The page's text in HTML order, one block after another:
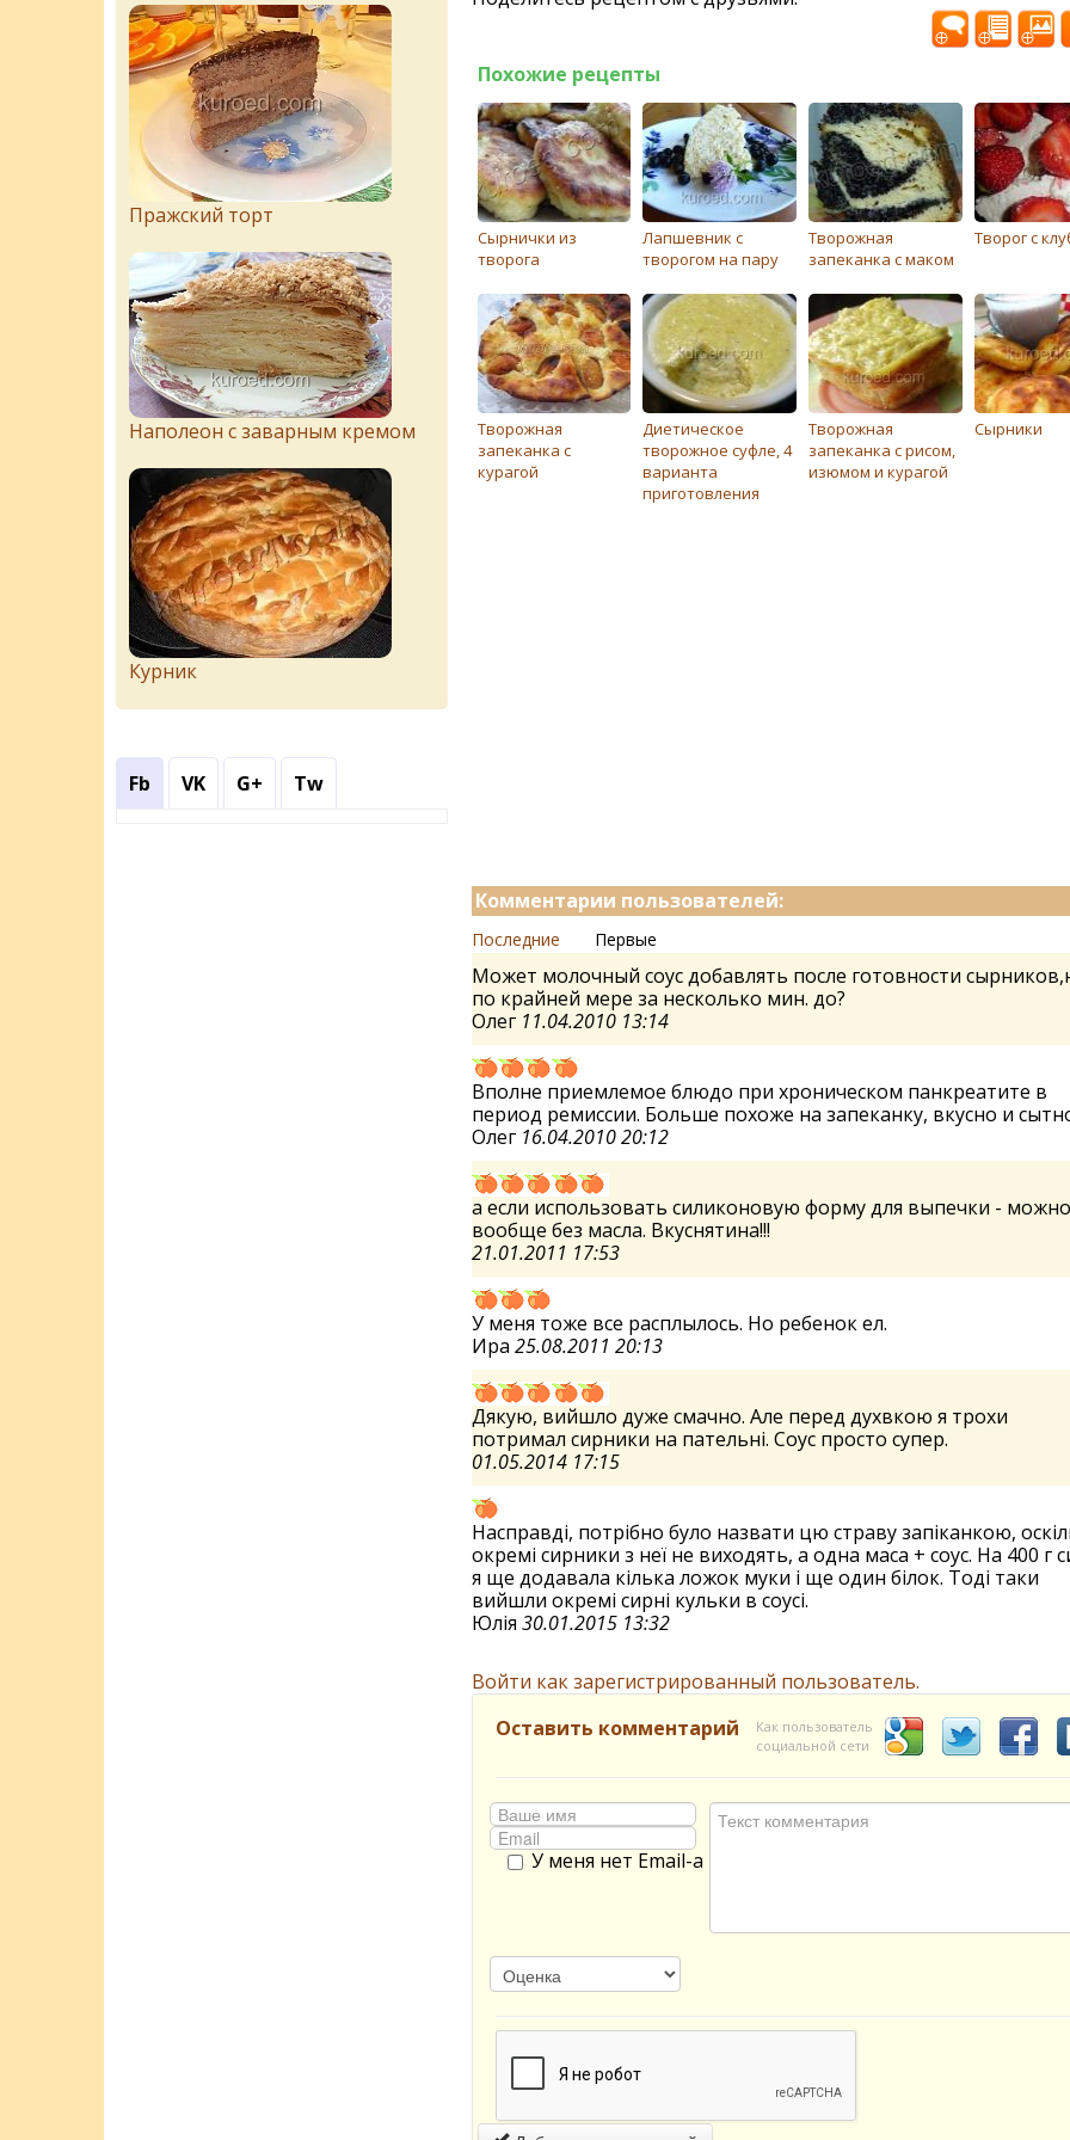
Похожие рецепты
Сырнички из
творога
Лапшевник с
творогом на пару
Творожная
запеканка с маком
Творог с
Творожная
запеканка с
курагой
Диетическое
творожное суфле, 4
варианта
приготовления
Творожная
запеканка с рисом,
изюмом и курагой
Сырники
Комментарии пользователей:
Последние Первые
Может молочный соус добавлять после готовности
по крайней мере за несколько мин. до?
Олег 11.04.2010 13:14
Вполне приемлемое блюдо при хроническом панкреатите в
период ремиссии. Больше похоже на запеканку, вкусно и
Олег 16.04.2010 20:12
а если использовать силиконовую форму для выпечки -
вообще без масла. Вкуснятина!!!
21.01.2011 17:53
У меня тоже все расплылось. Но ребенок ел.
Ира 25.08.2011 20:13
Дякую, вийшло дуже смачно. Але перед духвкою я трохи
потримал сирники на пательні. Соус просто супер.
01.05.2014 17:15
Насправді, потрібно було назвати цю страву запіканкою,
окремі сирники з неї не виходять, а одна маса + соус. На 400 г
я ще додавала кілька ложок муки і ще один білок. Тоді таки
вийшли окремі сирні кульки в соусі.
Юлія 30.01.2015 13:32
Войти как зарегистрированный пользователь.
Оставить комментарий
Как пользователь
социальной сети
У меня нет Email-а
Пражский торт
Наполеон с заварным кремом
Курник
Fb VK G+ Tw